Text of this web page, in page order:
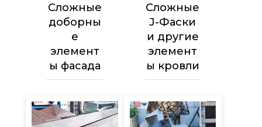
Сложные
доборны
е
элемент
ы фасада
Сложные
J-Фаски
и другие
элемент
ы кровли